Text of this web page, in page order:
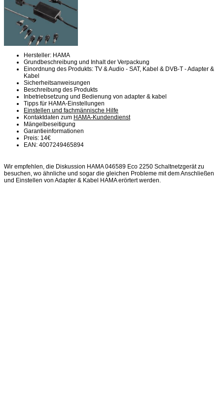
Hersteller: HAMA
Grundbeschreibung und Inhalt der Verpackung
Einordnung des Produkts: TV & Audio - SAT, Kabel & DVB-T - Adapter &
Kabel
Sicherheitsanweisungen
Beschreibung des Produkts
Inbetriebsetzung und Bedienung von adapter & kabel
Tipps für HAMA-Einstellungen
Einstellen und fachmännische Hilfe
Kontaktdaten zum HAMA-Kundendienst
Mängelbeseitigung
Garantieinformationen
Preis: 14€
EAN: 4007249465894
Wir empfehlen, die Diskussion HAMA 046589 Eco 2250 Schaltnetzgerät zu
besuchen, wo ähnliche und sogar die gleichen Probleme mit dem Anschließen
und Einstellen von Adapter & Kabel HAMA erörtert werden.